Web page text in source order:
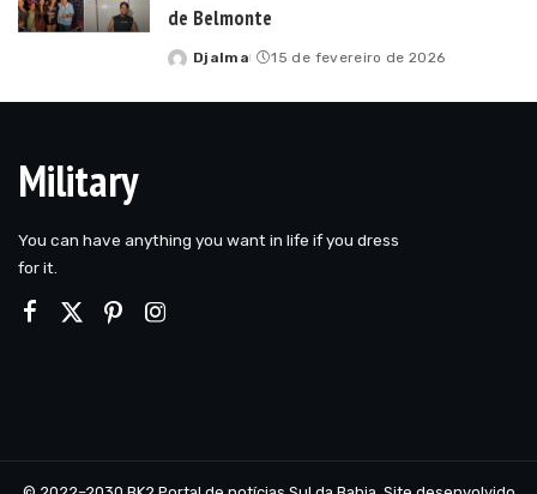
de Belmonte
Posted
Djalma 15 de fevereiro de 2026
Military
You can have anything you want in life if you dress
for it.